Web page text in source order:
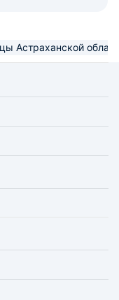
Астраханской